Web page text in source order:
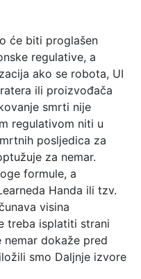
će biti proglašen
regulative, a
ako se robota, UI
ili proizvođača
smrti nije
regulativom niti u
posljedica za
za nemar.
formule, a
Handa ili tzv.
visina
treba isplatiti strani
dokaže pred
smo Daljnje izvore